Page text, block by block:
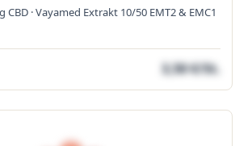
CBD · Vayamed Extrakt 10/50 EMT2 & EMC1
3,50 €/St.